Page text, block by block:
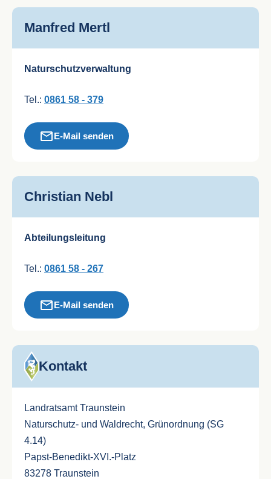
Manfred Mertl
Naturschutzverwaltung
Tel.: 0861 58 - 379
E-Mail senden
Christian Nebl
Abteilungsleitung
Tel.: 0861 58 - 267
E-Mail senden
Kontakt
Landratsamt Traunstein
Naturschutz- und Waldrecht, Grünordnung (SG
4.14)
Papst-Benedikt-XVI.-Platz
83278 Traunstein